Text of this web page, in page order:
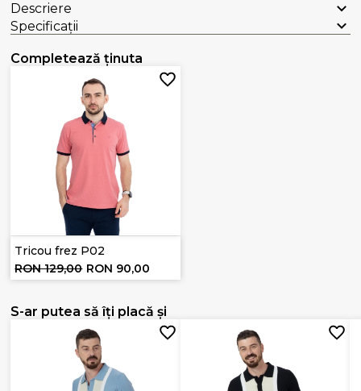
Descriere
Specificații
Completează ținuta
Tricou frez P02
RON 129,00 RON 90,00
S-ar putea să îți placă și